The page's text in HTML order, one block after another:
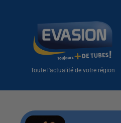
Toute l'actualité de votre région